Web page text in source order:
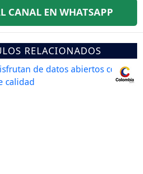
CANAL EN WHATSAPP
RELACIONADOS